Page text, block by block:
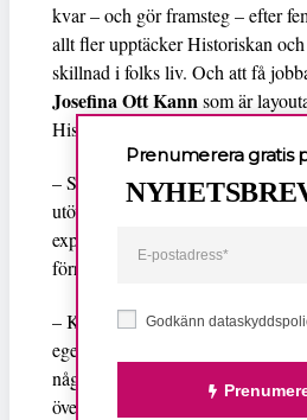
kvar – och gör framsteg – efter
allt fler upptäcker Historiskan
skillnad i folks liv. Och att få
Josefina Ott Kannsom är
Historiskan!
– Sedan har det också varit kul att
utöver tidningen – föreläsningar
expertinhopp i tv-serier. Och det
förra året tilldelades RFSU-priset.
– Kämpiga stunder har det
egentligen först detta året som jag
någorlunda trygg vad gäller
överlevnad, och jag är väl
Godkänn
Prenumerera gratis